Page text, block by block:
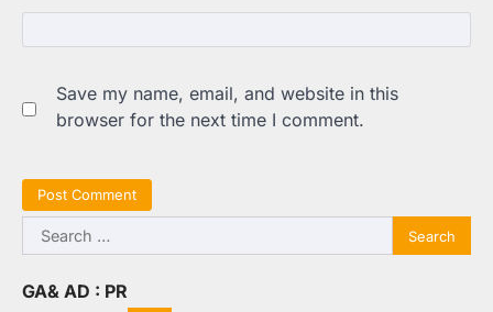
Save my name, email, and website in this
browser for the next time I comment.
Search
for:
GA& AD : PR